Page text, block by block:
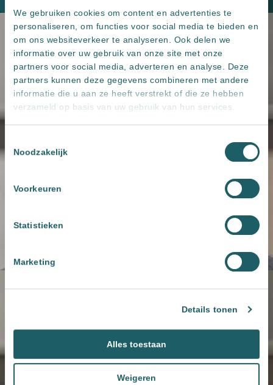
We gebruiken cookies om content en advertenties te
personaliseren, om functies voor social media te bieden en
om ons websiteverkeer te analyseren. Ook delen we
informatie over uw gebruik van onze site met onze
partners voor social media, adverteren en analyse. Deze
partners kunnen deze gegevens combineren met andere
informatie die u aan ze heeft verstrekt of die ze hebben
verzameld op basis van uw gebruik van hun services.
Noodzakelijk
Voorkeuren
Statistieken
Marketing
Details tonen
Alles toestaan
Weigeren